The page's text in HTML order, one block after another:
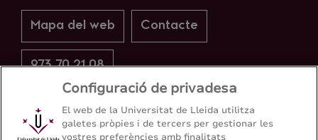
Mapa del web Contacte
973 70 21 08
Configuració de privadesa
El web de la Universitat de Lleida utilitza
galetes pròpies i de tercers per gestionar les
vostres preferències amb finalitats